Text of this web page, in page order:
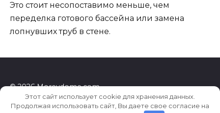
Это стоит несопоставимо меньше, чем
переделка готового бассейна или замена
лопнувших труб в стене.
© 2026 Morevdome.com
Этот сайт использует cookie для хранения данных.
Продолжая использовать сайт, Вы даете свое согласие на